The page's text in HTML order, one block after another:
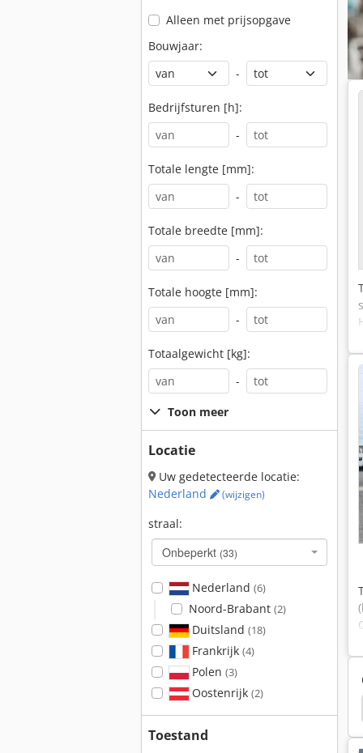
Alleen met prijsopgave
Bouwjaar:
-
Bedrijfsturen [h]:
-
Totale lengte [mm]:
-
Totale breedte [mm]:
-
Totale hoogte [mm]:
-
Totaalgewicht [kg]:
-
Toon meer
Locatie
Uw gedetecteerde locatie:
Nederland
(wijzigen)
straal:
Onbeperkt (33)
Nederland (6)
Noord-Brabant (2)
Duitsland (18)
Frankrijk (4)
Polen (3)
Oostenrijk (2)
Toestand